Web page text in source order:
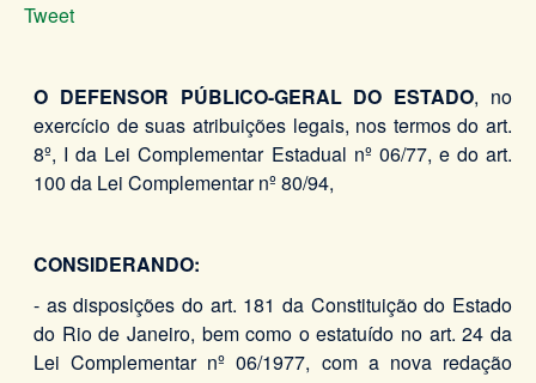
Tweet
O DEFENSOR PÚBLICO-GERAL DO ESTADO, no
exercício de suas atribuições legais, nos termos do art.
8º, I da Lei Complementar Estadual nº 06/77, e do art.
100 da Lei Complementar nº 80/94,
CONSIDERANDO:
- as disposições do art. 181 da Constituição do Estado
do Rio de Janeiro, bem como o estatuído no art. 24 da
Lei Complementar nº 06/1977, com a nova redação